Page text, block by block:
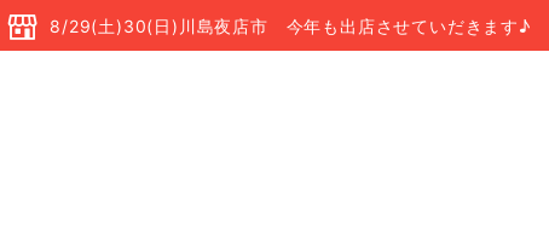
8/29(土)30(日)川島夜店市 今年も出店させていだきます♪